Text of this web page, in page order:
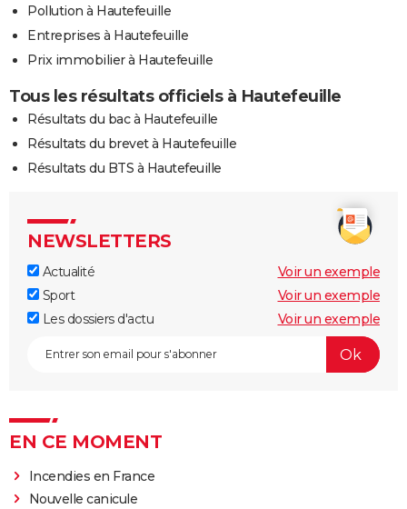
Pollution à Hautefeuille
Entreprises à Hautefeuille
Prix immobilier à Hautefeuille
Tous les résultats officiels à Hautefeuille
Résultats du bac à Hautefeuille
Résultats du brevet à Hautefeuille
Résultats du BTS à Hautefeuille
NEWSLETTERS
Actualité
Voir un exemple
Sport
Voir un exemple
Les dossiers d'actu
Voir un exemple
EN CE MOMENT
Incendies en France
Nouvelle canicule